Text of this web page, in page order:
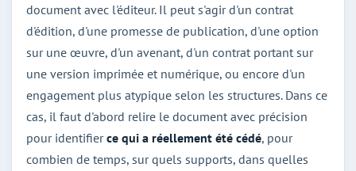
document avec l'éditeur. Il peut s'agir d'un contrat
d'édition, d'une promesse de publication, d'une option
sur une œuvre, d'un avenant, d'un contrat portant sur
une version imprimée et numérique, ou encore d'un
engagement plus atypique selon les structures. Dans ce
cas, il faut d'abord relire le document avec précision
pour identifierce qui a réellement été cédé, pour
combien de temps, sur quels supports, dans quelles